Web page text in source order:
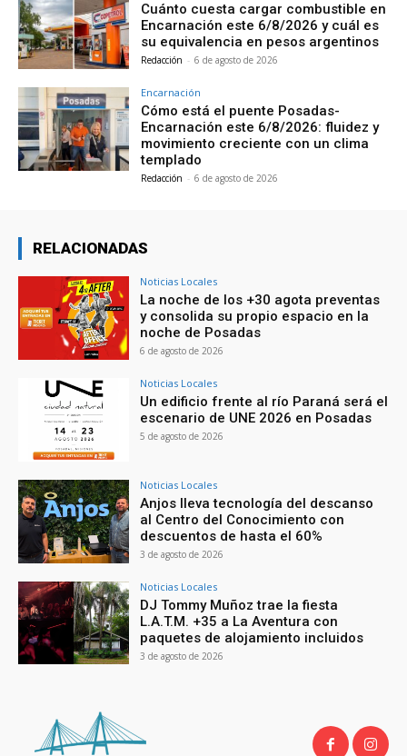
Cuánto cuesta cargar combustible en
Encarnación este 6/8/2026 y cuál es
su equivalencia en pesos argentinos
Redacción - 6 de agosto de 2026
Encarnación
Cómo está el puente Posadas-
Encarnación este 6/8/2026: fluidez y
movimiento creciente con un clima
templado
Redacción - 6 de agosto de 2026
RELACIONADAS
Noticias Locales
La noche de los +30 agota preventas
y consolida su propio espacio en la
noche de Posadas
6 de agosto de 2026
Noticias Locales
Un edificio frente al río Paraná será el
escenario de UNE 2026 en Posadas
5 de agosto de 2026
Noticias Locales
Anjos lleva tecnología del descanso
al Centro del Conocimiento con
descuentos de hasta el 60%
3 de agosto de 2026
Noticias Locales
DJ Tommy Muñoz trae la fiesta
L.A.T.M. +35 a La Aventura con
paquetes de alojamiento incluidos
3 de agosto de 2026